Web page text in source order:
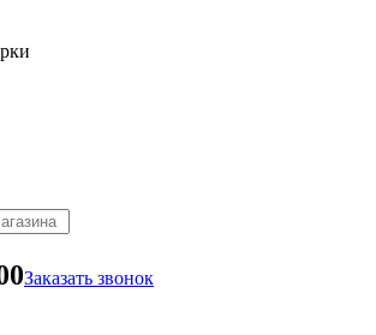
Заказать звонок